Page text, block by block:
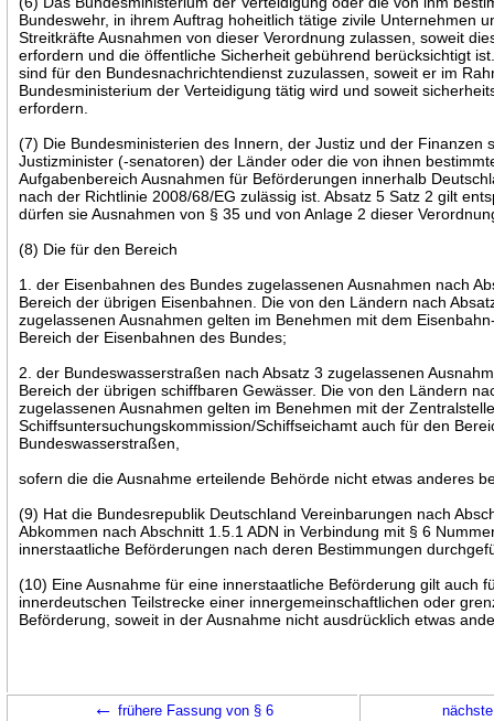
Bundeswehr, in ihrem Auftrag hoheitlich tätige zivile Unternehmen
Streitkräfte Ausnahmen von dieser Verordnung zulassen, soweit
erfordern und die öffentliche Sicherheit gebührend berücksichtigt
sind für den Bundesnachrichtendienst zuzulassen, soweit er im
Bundesministerium der Verteidigung tätig wird und soweit
erfordern.
(7) Die Bundesministerien des Innern, der Justiz und der Finanzen
Justizminister (-senatoren) der Länder oder die von ihnen
Aufgabenbereich Ausnahmen für Beförderungen innerhalb
nach der Richtlinie 2008/68/EG zulässig ist. Absatz 5 Satz 2 gilt
dürfen sie Ausnahmen von § 35 und von Anlage 2 dieser
(8) Die für den Bereich
1. der Eisenbahnen des Bundes zugelassenen Ausnahmen nach
Bereich der übrigen Eisenbahnen. Die von den Ländern nach
zugelassenen Ausnahmen gelten im Benehmen mit dem
Bereich der Eisenbahnen des Bundes;
2. der Bundeswasserstraßen nach Absatz 3 zugelassenen
Bereich der übrigen schiffbaren Gewässer. Die von den Ländern
zugelassenen Ausnahmen gelten im Benehmen mit der
Schiffsuntersuchungskommission/Schiffseichamt auch für den
Bundeswasserstraßen,
sofern die die Ausnahme erteilende Behörde nicht etwas anderes
(9) Hat die Bundesrepublik Deutschland Vereinbarungen nach
Abkommen nach Abschnitt 1.5.1 ADN in Verbindung mit § 6
innerstaatliche Beförderungen nach deren Bestimmungen
(10) Eine Ausnahme für eine innerstaatliche Beförderung gilt auch
innerdeutschen Teilstrecke einer innergemeinschaftlichen oder
Beförderung, soweit in der Ausnahme nicht ausdrücklich etwas
← frühere Fassung von § 6